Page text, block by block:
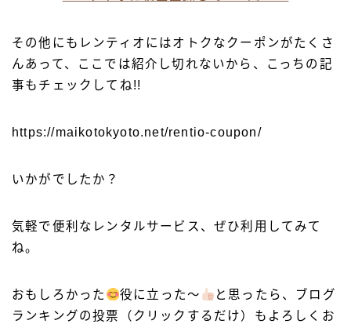
その他にもレンティオにはオトクなクーポンがたくさ
んあって、ここでは紹介し切れないから、こっちの記
事もチェックしてね!!
https://maikotokyoto.net/rentio-coupon/
いかがでしたか？
気軽で便利なレンタルサービス、ぜひ利用してみて
ね。
おもしろかった 役に立った〜
と思ったら、ブログ
ランキングの投票（クリックするだけ）もよろしくお